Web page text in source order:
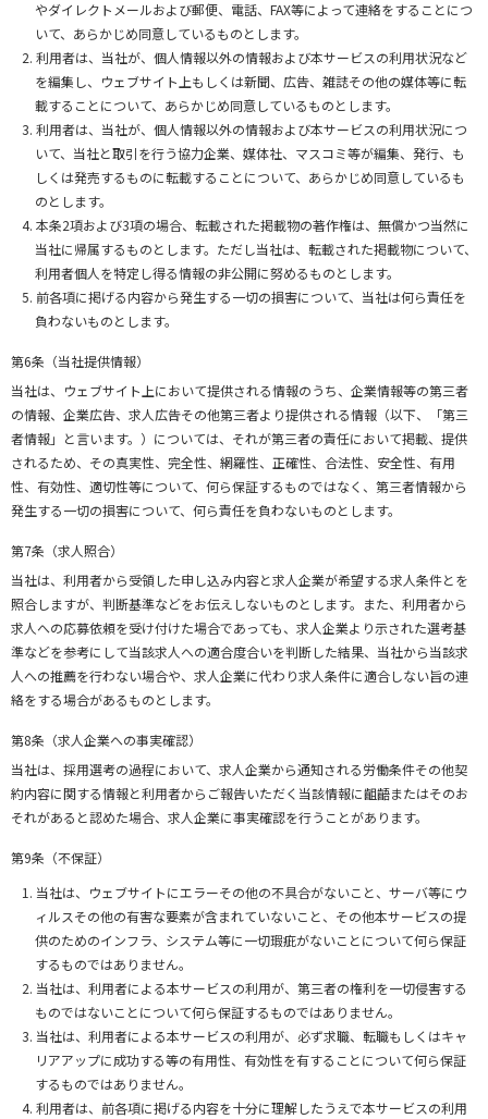
やダイレクトメールおよび郵便、電話、FAX等によって連絡をすることにつ
いて、あらかじめ同意しているものとします。
利用者は、当社が、個人情報以外の情報および本サービスの利用状況など
を編集し、ウェブサイト上もしくは新聞、広告、雑誌その他の媒体等に転
載することについて、あらかじめ同意しているものとします。
利用者は、当社が、個人情報以外の情報および本サービスの利用状況につ
いて、当社と取引を行う協力企業、媒体社、マスコミ等が編集、発行、も
しくは発売するものに転載することについて、あらかじめ同意しているも
のとします。
本条2項および3項の場合、転載された掲載物の著作権は、無償かつ当然に
当社に帰属するものとします。ただし当社は、転載された掲載物について、
利用者個人を特定し得る情報の非公開に努めるものとします。
前各項に掲げる内容から発生する一切の損害について、当社は何ら責任を
負わないものとします。
第6条（当社提供情報）
当社は、ウェブサイト上において提供される情報のうち、企業情報等の第三者
の情報、企業広告、求人広告その他第三者より提供される情報（以下、「第三
者情報」と言います。）については、それが第三者の責任において掲載、提供
されるため、その真実性、完全性、網羅性、正確性、合法性、安全性、有用
性、有効性、適切性等について、何ら保証するものではなく、第三者情報から
発生する一切の損害について、何ら責任を負わないものとします。
第7条（求人照合）
当社は、利用者から受領した申し込み内容と求人企業が希望する求人条件とを
照合しますが、判断基準などをお伝えしないものとします。また、利用者から
求人への応募依頼を受け付けた場合であっても、求人企業より示された選考基
準などを参考にして当該求人への適合度合いを判断した結果、当社から当該求
人への推薦を行わない場合や、求人企業に代わり求人条件に適合しない旨の連
絡をする場合があるものとします。
第8条（求人企業への事実確認）
当社は、採用選考の過程において、求人企業から通知される労働条件その他契
約内容に関する情報と利用者からご報告いただく当該情報に齟齬またはそのお
それがあると認めた場合、求人企業に事実確認を行うことがあります。
第9条（不保証）
当社は、ウェブサイトにエラーその他の不具合がないこと、サーバ等にウ
ィルスその他の有害な要素が含まれていないこと、その他本サービスの提
供のためのインフラ、システム等に一切瑕疵がないことについて何ら保証
するものではありません。
当社は、利用者による本サービスの利用が、第三者の権利を一切侵害する
ものではないことについて何ら保証するものではありません。
当社は、利用者による本サービスの利用が、必ず求職、転職もしくはキャ
リアアップに成功する等の有用性、有効性を有することについて何ら保証
するものではありません。
利用者は、前各項に掲げる内容を十分に理解したうえで本サービスの利用